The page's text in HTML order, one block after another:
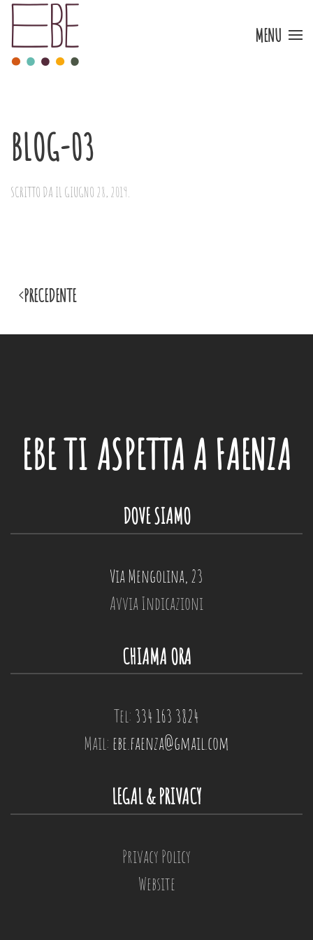
Skip to main content MENU
BLOG-03
SCRITTO DA IL GIUGNO 28, 2019.
PRECEDENTE
EBETI ASPETTA A FAENZA
DOVE SIAMO
Via Mengolina, 23
Avvia Indicazioni
CHIAMA ORA
Tel: 334 163 3824
Mail: ebe.faenza@gmail.com
LEGAL & PRIVACY
Privacy Policy
Website